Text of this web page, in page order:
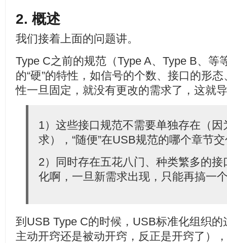
2. 概述
我们接着上面的问题讲。
Type C之前的规范（Type A、Type B、等
的“硬”的特性，如信号的个数、接口的形
性一旦固定，就没有更改的需求了，这就
1）这些接口规范不需要单独存在（
求），“随便”在USB规范的哪个章节
2）同时存在五花八门、种类繁多的
化啊，一旦新需求出现，只能再搞一
到USB Type C的时候，USB标准化组织
主动开窍还是被动开窍，反正是开窍了）